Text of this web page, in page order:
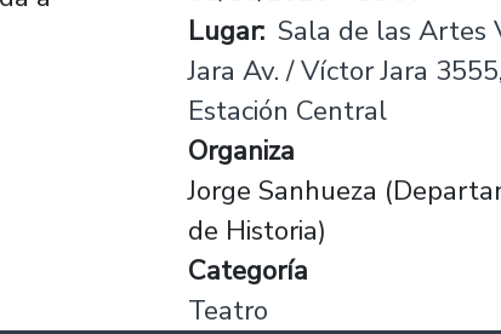
Lugar Sala de las Artes
Jara Av. / Víctor Jara 3555,
Estación Central
Organiza
Jorge Sanhueza
de Historia)
Categoría
Teatro